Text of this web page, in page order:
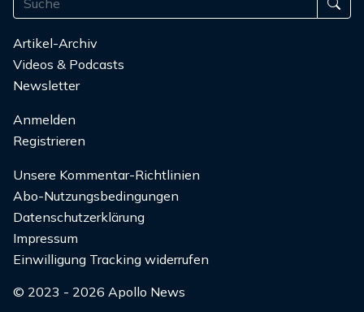
Artikel-Archiv
Videos & Podcasts
Newsletter
Anmelden
Registrieren
Unsere Kommentar-Richtlinien
Abo-Nutzungsbedingungen
Datenschutzerklärung
Impressum
Einwilligung Tracking widerrufen
© 2023 - 2026 Apollo News